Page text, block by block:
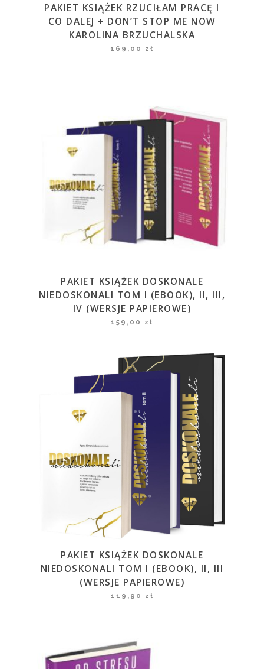
PAKIET KSIĄŻEK RZUCIŁAM PRACĘ I
CO DALEJ + DON’T STOP ME NOW
KAROLINA BRZUCHALSKA
169,00 zł
PAKIET KSIĄŻEK DOSKONALE
NIEDOSKONALI TOM I (EBOOK), II, III,
IV (WERSJE PAPIEROWE)
159,00 zł
PAKIET KSIĄŻEK DOSKONALE
NIEDOSKONALI TOM I (EBOOK), II, III
(WERSJE PAPIEROWE)
119,90 zł